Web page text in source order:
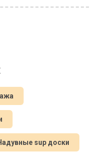
sup доски